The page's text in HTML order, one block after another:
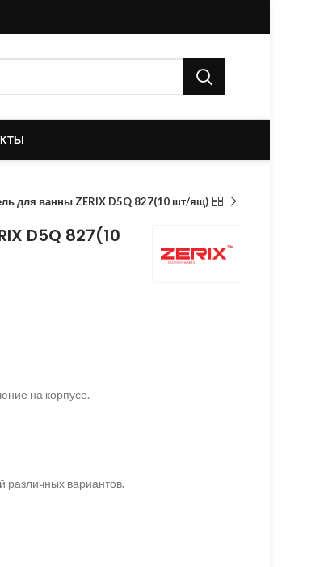
для ванны ZERIX D5Q 827(10 шт/ящ)
D5Q 827(10
на корпусе.
различных вариантов.